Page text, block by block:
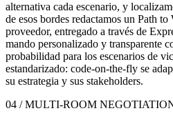
alternativa cada escenario, y
de esos bordes redactamos un Path
proveedor, entregado a través de
mando personalizado y transparente
probabilidad para los escenarios de
estandarizado: code-on-the-fly se
su estrategia y sus stakeholders.
04 / MULTI-ROOM